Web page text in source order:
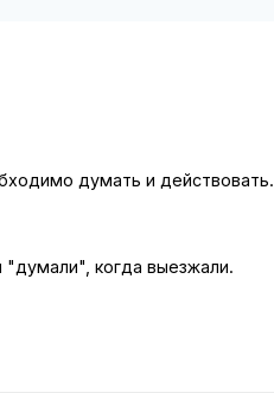
думать и действовать.
"думали", когда выезжали.